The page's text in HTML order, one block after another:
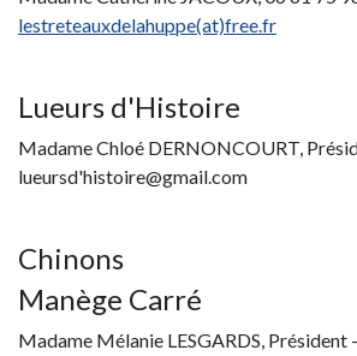
lestreteauxdelahuppe(at)free.fr
Lueurs d'Histoire
Madame Chloé DERNONCOURT,
lueursd'histoire@gmail.com
Chinons
Manège Carré
Madame Mélanie LESGARDS, Président